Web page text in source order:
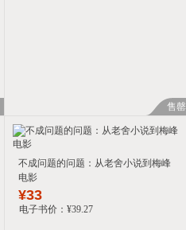
售罄
不成问题的问题：从老舍小说到梅峰
电影
¥33
电子书价： ¥39.27